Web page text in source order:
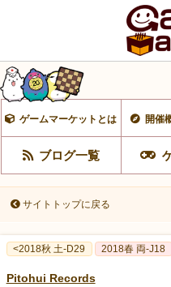
ゲームマーケットとは 開催
ブログ一覧
サイトトップに戻る
<2018秋 土-D29 2018春 両-J18
Pitohui Records